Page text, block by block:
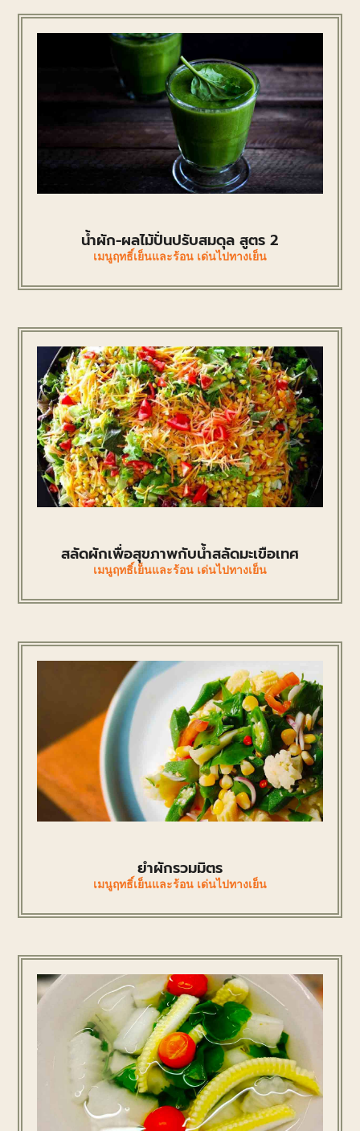
น้ำผัก-ผลไม้ปั่นปรับสมดุล สูตร 2
เมนูฤทธิ์เย็นและร้อน เด่นไปทางเย็น
สลัดผักเพื่อสุขภาพกับน้ำสลัดมะเขือเทศ
เมนูฤทธิ์เย็นและร้อน เด่นไปทางเย็น
ยำผักรวมมิตร
เมนูฤทธิ์เย็นและร้อน เด่นไปทางเย็น